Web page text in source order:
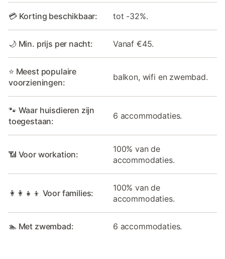
💳 Korting beschikbaar: tot -32%.
🌙 Min. prijs per nacht: Vanaf €45.
⭐ Meest populaire
voorzieningen:
balkon, wifi en zwembad.
🐾 Waar huisdieren zijn
toegestaan:
6 accommodaties.
📶 Voor workation:
100% van de
accommodaties.
👩‍👩‍👧‍👦 Voor families:
100% van de
accommodaties.
🏊 Met zwembad: 6 accommodaties.